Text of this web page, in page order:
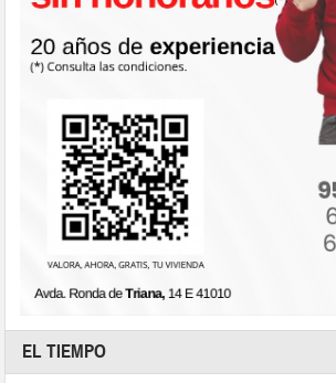
EL TIEMPO